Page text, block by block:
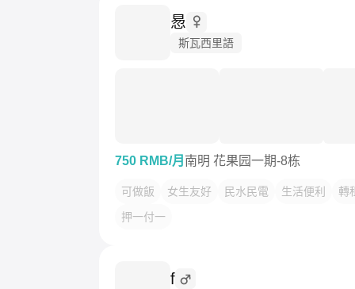
惖
斯瓦西里語
750 RMB/月 南明 花果园一期-8栋
可做飯 女生友好 民水民電 生活便利
轉
押一付一
f